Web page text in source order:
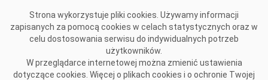
Strona wykorzystuje pliki cookies. Używamy informacji
zapisanych za pomocą cookies w celach statystycznych oraz w
celu dostosowania serwisu do indywidualnych potrzeb
użytkowników.
W przeglądarce internetowej można zmienić ustawienia
dotyczące cookies. Więcej o plikach cookies i o ochronie Twojej